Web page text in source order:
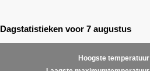
Dagstatistieken voor 7 augustus
Hoogste temperatuur